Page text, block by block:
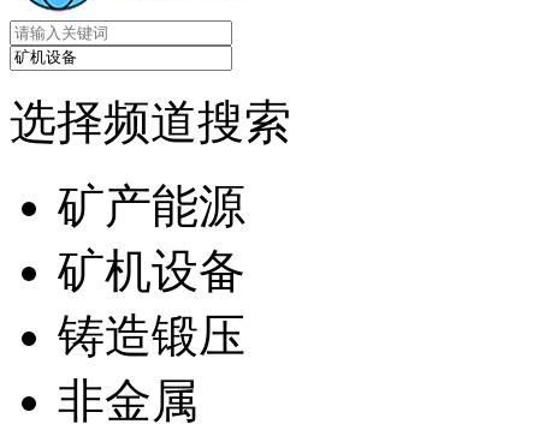
选择频道搜索
矿产能源
矿机设备
铸造锻压
非金属